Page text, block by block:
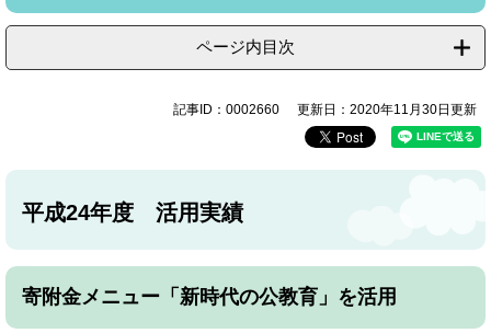
ページ内目次
記事ID：0002660 更新日：2020年11月30日更新
平成24年度 活用実績
寄附金メニュー「新時代の公教育」を活用